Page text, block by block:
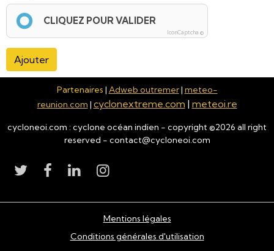
CLIQUEZ POUR VALIDER
IconCaptcha ©
Ajouter
Partenaires | Adweb outremer| meteo-
reunion.com | cyclonextreme.com | meteoi.re
cycloneoi.com : cyclone océan indien - copyright ©2026 all right
reserved - contact@cycloneoi.com
Mentions légales
Conditions générales d'utilisation